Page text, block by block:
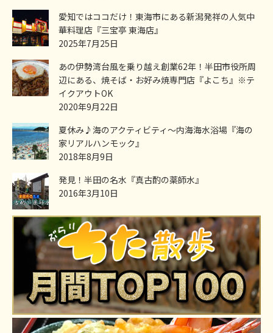
愛知ではココだけ！東海市にある新潟発祥の人気中
華料理店『三宝亭 東海店』
2025年7月25日
あの伊勢湾台風を乗り越え創業62年！半田市役所周
辺にある、焼そば・お好み焼専門店『よこち』※テ
イクアウトOK
2020年9月22日
夏休み♪海のアクティビティ～内海海水浴場『海の
家リアルハンモック』
2018年8月9日
発見！半田の名水『真古酌の薬師水』
2016年3月10日